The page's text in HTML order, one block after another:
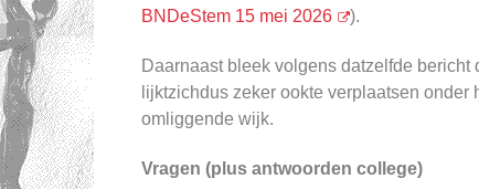
BNDeStem 15 mei 2026
).
Daarnaast bleek volgens datzelfde
lijktzichdus zeker ookte verplaatsen
omliggende wijk.
Vragen (plus antwoorden college)